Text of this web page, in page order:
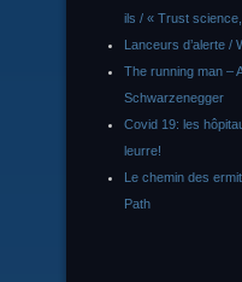
ils / « Trust
Lanceurs d’alerte /
The running man –
Schwarzenegger
Covid 19: les
leurre!
Le chemin des
Path